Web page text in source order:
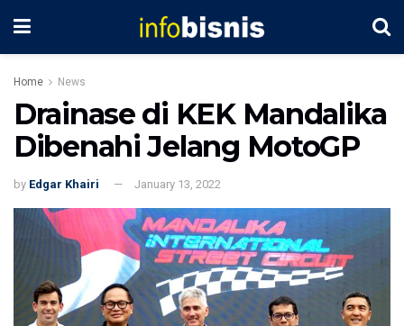
Home News
Drainase di KEK Mandalika
Dibenahi Jelang MotoGP
by Edgar Khairi January 13, 2022